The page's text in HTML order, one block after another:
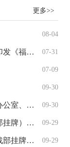
更多>>
08-04
07-31
福建尤溪经济开发区管理委员会关于印发《福建尤溪经济开发区管理委员会权责清单(2026年)》的通知
07-09
09-30
09-30
尤溪县人民政府办公室（县金融工作办公室、县外事办公室）行政权力和责任事项清单
09-29
尤溪县民族和宗教事务局（县委统战部挂牌）行政权力和责任事项清单
09-29
尤溪县人民政府侨务办公室（县委统战部挂牌）行政权力和责任事项清单